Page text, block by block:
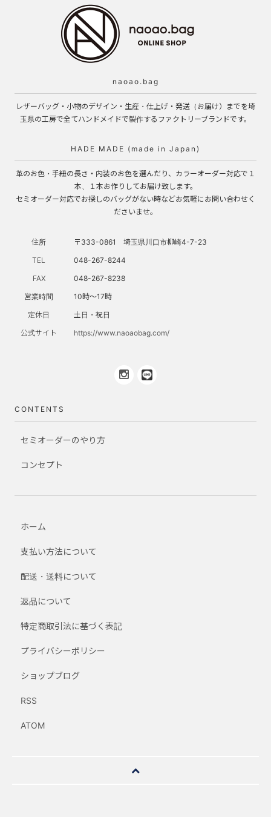
naoao.bag
レザーバッグ・小物のデザイン・生産・仕上げ・発送（お届け）までを埼
玉県の工房で全てハンドメイドで製作するファクトリーブランドです。
HADE MADE (made in Japan)
革のお色・手紐の長さ・内装のお色を選んだり、カラーオーダー対応で１
本、１本お作りしてお届け致します。
セミオーダー対応でお探しのバッグがない時などお気軽にお問い合わせく
ださいませ。
住所
〒333-0861 埼玉県川口市柳崎4-7-23
TEL
048-267-8244
FAX
048-267-8238
営業時間
10時～17時
定休日
土日・祝日
公式サイト
https://www.naoaobag.com/
CONTENTS
セミオーダーのやり方
コンセプト
ホーム
支払い方法について
配送・送料について
返品について
特定商取引法に基づく表記
プライバシーポリシー
ショップブログ
RSS
ATOM